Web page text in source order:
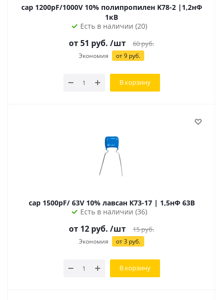
cap 1200pF/1000V 10% полипропилен K78-2 |1,2нФ
1кВ
Есть в наличии (20)
от51 руб. /шт 60руб.
Экономия от9 руб.
В корзину
cap 1500pF/ 63V 10% лавсан К73-17 | 1,5нФ 63В
Есть в наличии (36)
от 12 руб. /шт 15руб.
Экономия от3 руб.
В корзину